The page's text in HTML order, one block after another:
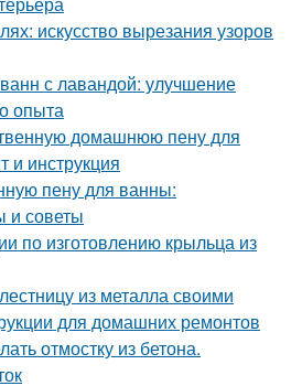
искусство вырезания узоров
с лавандой: улучшение
опыта
домашнюю пену для
и инструкция
пену для ванны:
и советы
по изготовлению крыльца из
из металла своими
для домашних ремонтов
отмостку из бетона.